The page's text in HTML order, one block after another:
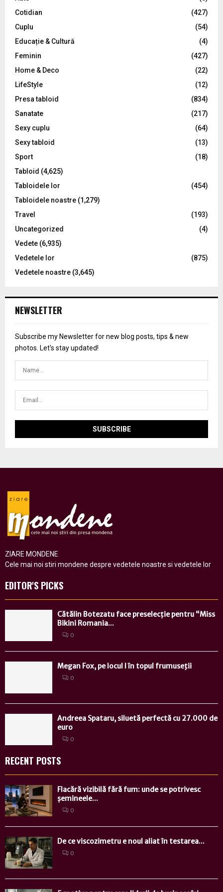
:
C
Cotidian
(427)
Cuplu
(54)
Educație & Cultură
(4)
Feminin
(427)
Home & Deco
(22)
LifeStyle
(12)
Presa tabloid
(834)
Sanatate
(217)
Sexy cuplu
(64)
Sexy tabloid
(13)
Sport
(18)
Tabloid (4,625)
Tabloidele lor
(454)
Tabloidele noastre (1,279)
Travel
(193)
Uncategorized
(4)
Vedete (6,935)
Vedetele lor
(875)
Vedetele noastre (3,645)
NEWSLETTER
Subscribe my Newsletter for new blog posts, tips & new
photos. Let's stay updated!
ZIARE MONDENE
Cele mai noi stiri mondene despre vedetele noastre si vedetele lor
EDITOR'S PICKS
Cătălin Botezatu face preselecție pentru “Miss
Bikini Romania...
0
Megan Fox, pe locul I în topul frumuseţii
0
Andreea Spataru, siluetă perfectă cu 27.000 de
euro
0
RECENT POSTS
Flacără vizibilă fără fum: unde se potrivesc
șemineele...
0
De ce viscozimetru e noul aliat în testarea...
0